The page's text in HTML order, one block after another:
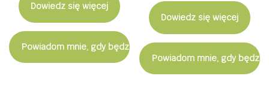
Dowiedz się więcej
Powiadom mnie, gdy będzie dostępny
Dowiedz się więcej
Powiadom mnie, gdy